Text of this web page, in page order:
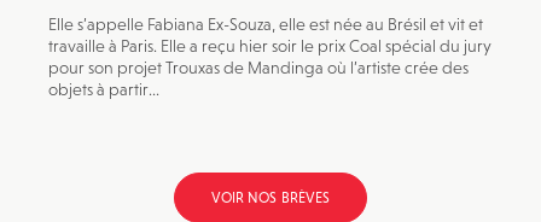
Elle s’appelle Fabiana Ex-Souza, elle est née au Brésil et vit et
travaille à Paris. Elle a reçu hier soir le prix Coal spécial du jury
pour son projet Trouxas de Mandinga où l’artiste crée des
objets à partir...
VOIR NOS BRÈVES